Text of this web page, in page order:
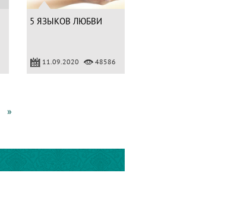
5 ЯЗЫКОВ ЛЮБВИ
11.09.2020 48586
»